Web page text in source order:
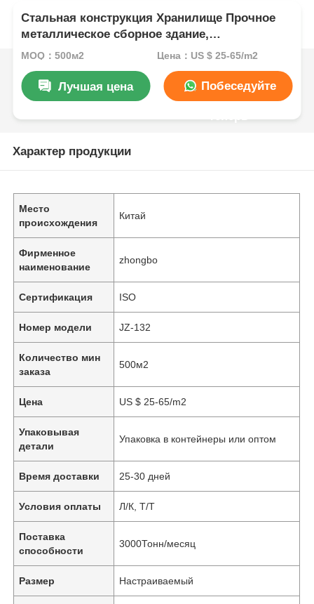
Стальная конструкция Хранилище Прочное
металлическое сборное здание,
предлагающее быструю установку и защиту
MOQ：500м2 Цена：US $ 25-65/m2
Лучшая цена Побеседуйте
Характер продукции
Место
происхождения
Китай
Фирменное
наименование
zhongbo
Сертификация ISO
Номер модели JZ-132
Количество мин
заказа
500м2
Цена US $ 25-65/m2
Упаковывая
детали
Упаковка в контейнеры или оптом
Время доставки 25-30 дней
Условия оплаты Л/К, Т/Т
Поставка
способности
3000Тонн/месяц
Размер Настраиваемый